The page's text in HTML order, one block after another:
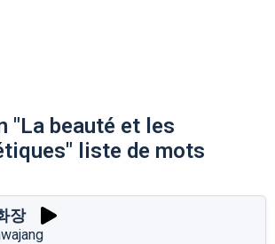
"La beauté et les
liste de mots
장